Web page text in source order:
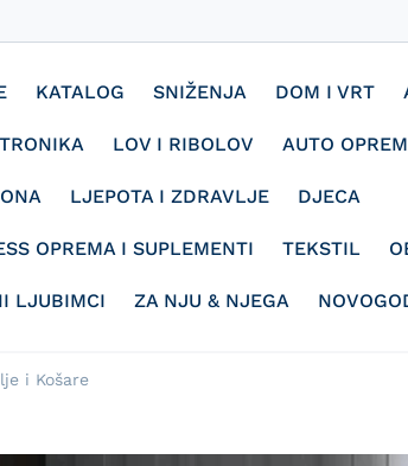
KATALOG SNIŽENJA DOM I VRT
LOV I RIBOLOV AUTO
LJEPOTA I ZDRAVLJE DJECA
OPREMA I SUPLEMENTI TEKSTIL
LJUBIMCI ZA NJU & NJEGA
i Košare